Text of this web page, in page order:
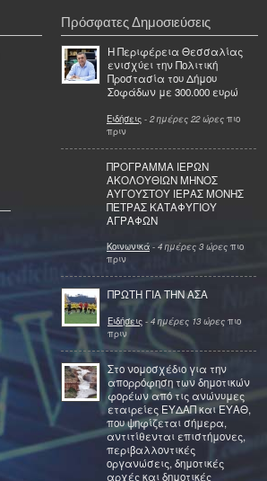
Πρόσφατες Δημοσιεύσεις
Η Περιφέρεια Θεσσαλίας
ενισχύει την Πολιτική
Προστασία του Δήμου
Σοφάδων με 300.000 ευρώ
Ειδήσεις - 2 ημέρες 22 ώρες πιο
πριν
ΠΡΟΓΡΑΜΜΑ ΙΕΡΩΝ
ΑΚΟΛΟΥΘΙΩΝ ΜΗΝΟΣ
ΑΥΓΟΥΣΤΟΥ ΙΕΡΑΣ ΜΟΝΗΣ
ΠΕΤΡΑΣ ΚΑΤΑΦΥΓΙΟΥ
ΑΓΡΑΦΩΝ
Κοινωνικά - 4 ημέρες 3 ώρες πιο
πριν
ΠΡΩΤΗ ΓΙΑ ΤΗΝ ΑΣΑ
Ειδήσεις - 4 ημέρες 13 ώρες πιο
πριν
Στο νομοσχέδιο για την
απορρόφηση των δημοτικών
φορέων από τις ανώνυμες
εταιρείες ΕΥΔΑΠ και ΕΥΑΘ,
που ψηφίζεται σήμερα,
αντιτίθενται επιστήμονες,
περιβαλλοντικές
οργανώσεις, δημοτικές
αρχές και δημοτικές